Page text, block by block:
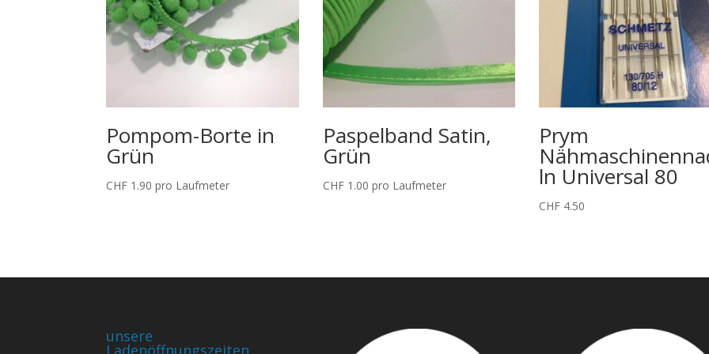
Pompom-Borte in
Grün
CHF 1.90 pro Laufmeter
Paspelband Satin,
Grün
CHF1.00 pro Laufmeter
Prym
ln Universal 80
CHF 4.50
unsere
Ladenöffnungszeiten